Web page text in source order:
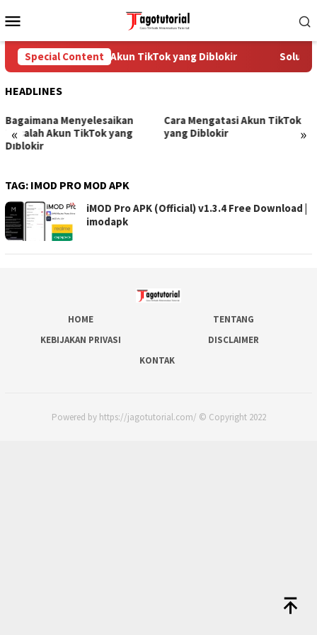
to
Menu
Special Content
Cara Mengatasi Akun TikTok yang Diblokir Solusi
HEADLINES
« »
Bagaimana Menyelesaikan
Masalah Akun TikTok yang
Diblokir
Cara Mengatasi Akun TikTok
yang Diblokir
TAG: IMOD PRO MOD APK
iMOD Pro APK (Official) v1.3.4 Free Download |
imodapk
HOME
TENTANG
KEBIJAKAN PRIVASI
DISCLAIMER
KONTAK
Powered by https://jagotutorial.com/ © Copyright 2022